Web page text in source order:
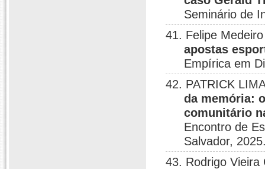
Seminário de
41. Felipe
apostas
Empírica em
42. PATRICK
da memória:
comunitário
Encontro de
Salvador,
43. Rodrigo